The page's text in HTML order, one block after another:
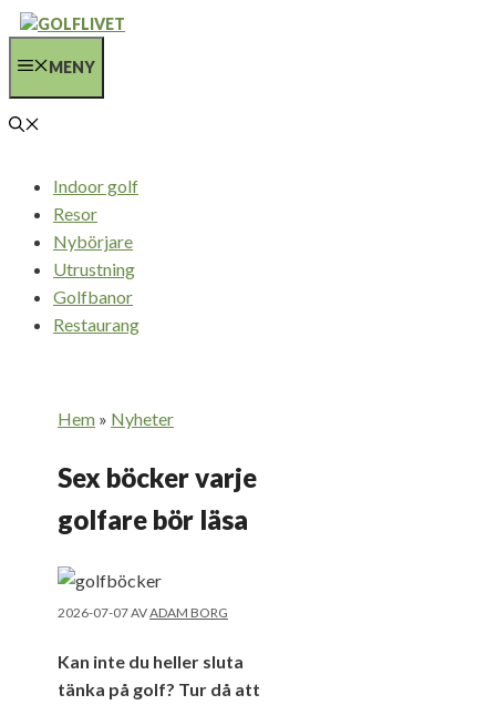
Hoppa
innehållMENY
Indoor golf
Resor
Nybörjare
Utrustning
Golfbanor
Restaurang
Hem » Nyheter
Sex böcker varje
golfare bör läsa
2026-07-07AVADAM BORG
Kan inte du heller sluta
tänka på golf? Tur då att